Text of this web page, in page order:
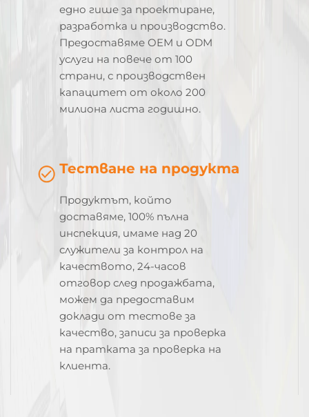
едно гише за проектиране,
разработка и производство.
Предоставяме OEM и ODM
услуги на повече от 100
страни, с производствен
капацитет от около 200
милиона листа годишно.
Тестване на продукта
Продуктът, който
доставяме, 100% пълна
инспекция, имаме над 20
служители за контрол на
качеството, 24-часов
отговор след продажбата,
можем да предоставим
доклади от тестове за
качество, записи за проверка
на пратката за проверка на
клиента.